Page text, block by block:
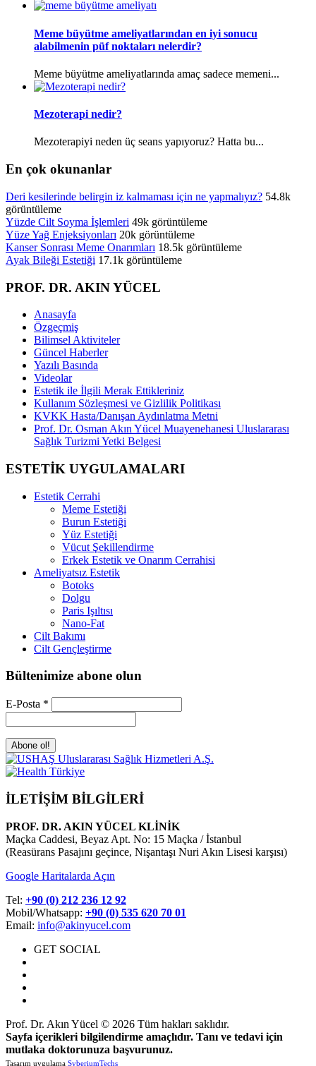
Meme büyütme ameliyatlarından en iyi sonucu
alabilmenin püf noktaları nelerdir?
Meme büyütme ameliyatlarında amaç sadece memeni...
Mezoterapi nedir?
Mezoterapiyi neden üç seans yapıyoruz? Hatta bu...
En çok okunanlar
Deri kesilerinde belirgin iz kalmaması için ne yapmalıyız? 54.8k
görüntüleme
Yüzde Cilt Soyma İşlemleri 49k görüntüleme
Yüze Yağ Enjeksiyonları 20k görüntüleme
Kanser Sonrası Meme Onarımları 18.5k görüntüleme
Ayak Bileği Estetiği 17.1k görüntüleme
PROF. DR. AKIN YÜCEL
Anasayfa
Özgeçmiş
Bilimsel Aktiviteler
Güncel Haberler
Yazılı Basında
Videolar
Estetik ile İlgili Merak Ettikleriniz
Kullanım Sözleşmesi ve Gizlilik Politikası
KVKK Hasta/Danışan Aydınlatma Metni
Prof. Dr. Osman Akın Yücel Muayenehanesi Uluslararası
Sağlık Turizmi Yetki Belgesi
ESTETİK UYGULAMALARI
Estetik Cerrahi
Meme Estetiği
Burun Estetiği
Yüz Estetiği
Vücut Şekillendirme
Erkek Estetik ve Onarım Cerrahisi
Ameliyatsız Estetik
Botoks
Dolgu
Paris Işıltısı
Nano-Fat
Cilt Bakımı
Cilt Gençleştirme
Bültenimize abone olun
E-Posta *
İLETİŞİM BİLGİLERİ
PROF. DR. AKIN YÜCEL KLİNİK
Maçka Caddesi, Beyaz Apt. No: 15 Maçka / İstanbul
(Reasürans Pasajını geçince, Nişantaşı Nuri Akın Lisesi karşısı)
Google Haritalarda Açın
Tel: +90 (0) 212 236 12 92
Mobil/Whatsapp: +90 (0) 535 620 70 01
Email: info@akinyucel.com
GET SOCIAL
Prof. Dr. Akın Yücel © 2026 Tüm hakları saklıdır.
Sayfa içerikleri bilgilendirme amaçlıdır. Tanı ve tedavi için
mutlaka doktorunuza başvurunuz.
Tasarım uygulama SyberiumTechs